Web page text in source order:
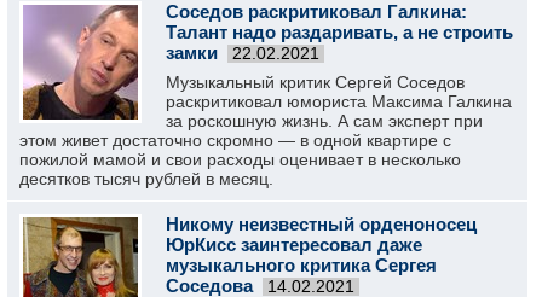
Соседов раскритиковал Галкина:
Талант надо раздаривать, а не строить
замки
22.02.2021
Музыкальный критик Сергей Соседов
раскритиковал юмориста Максима Галкина
за роскошную жизнь. А сам эксперт при
этом живет достаточно скромно — в одной квартире с
пожилой мамой и свои расходы оценивает в несколько
десятков тысяч рублей в месяц.
Никому неизвестный орденоносец
ЮрКисс заинтересовал даже
музыкального критика Сергея
Соседова
14.02.2021